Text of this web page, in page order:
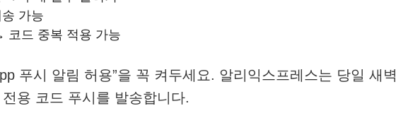
가능
코드 중복 적용 가능
푸시 알림 허용”을 꼭 켜두세요. 알리익스프레스는 당일 새벽
용 코드 푸시를 발송합니다.